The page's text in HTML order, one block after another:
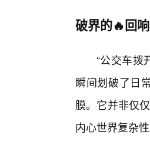
破界的🔥回
“公交车
瞬间划破了日
膜。它并非仅
内心世界复杂